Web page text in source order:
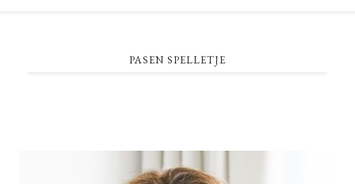
PASEN SPELLETJE